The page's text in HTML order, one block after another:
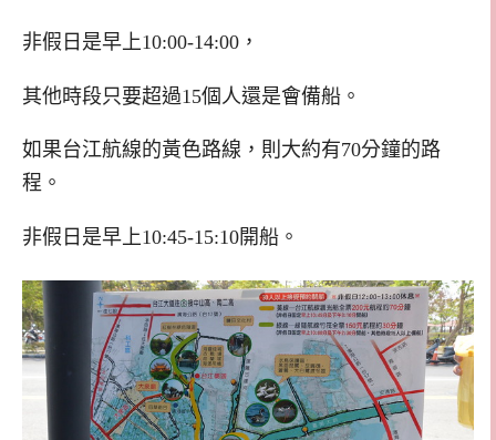
非假日是早上10:00-14:00，
其他時段只要超過15個人還是會備船。
如果台江航線的黃色路線，則大約有70分鐘的路
程。
非假日是早上10:45-15:10開船。